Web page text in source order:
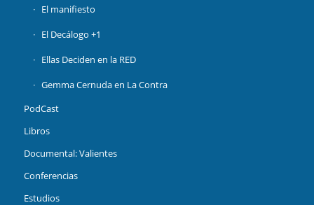
El manifiesto
El Decálogo +1
Ellas Deciden en la RED
Gemma Cernuda en La Contra
PodCast
Libros
Documental: Valientes
Conferencias
Estudios